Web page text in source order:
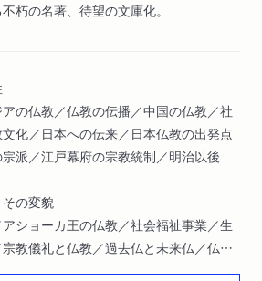
朽の名著、待望の文庫化。
の仏教／仏教の伝播／中国の仏教／社
化／日本への伝来／日本仏教の出発点
派／江戸幕府の宗教統制／明治以後
の変貌
ショーカ王の仏教／社会福祉事業／生
教儀礼と仏教／過去仏と未来仏／仏教